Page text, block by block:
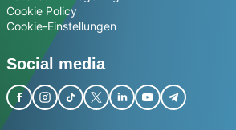
Cookie Policy
Cookie-Einstellungen
Social media